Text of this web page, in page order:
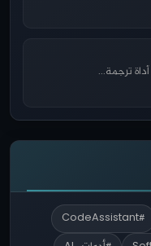
#CodeAssistant